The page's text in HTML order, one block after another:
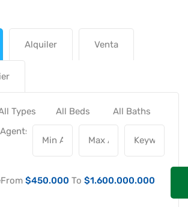
Alquiler Venta
From $450.000 To $1.600.000.000